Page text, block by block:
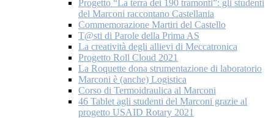
Progetto “La terra dei 190 tramonti”: gli studenti
del Marconi raccontano Castellania
Commemorazione Martiri del Castello
T@sti di Parole della Prima AS
La creatività degli allievi di Meccatronica
Progetto Roll Cloud 2021
La Roquette dona strumentazione di laboratorio
Marconi è (anche) Logistica
Corso di Termoidraulica al Marconi
46 Tablet agli studenti del Marconi grazie al
progetto USAID Rotary 2021